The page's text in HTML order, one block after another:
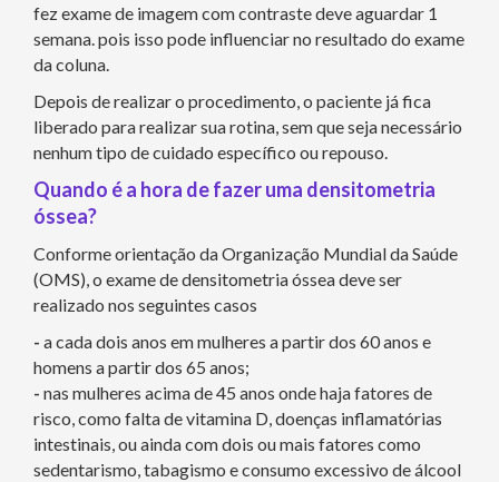
fez exame de imagem com contraste deve aguardar 1
semana. pois isso pode influenciar no resultado do exame
da coluna.
Depois de realizar o procedimento, o paciente já fica
liberado para realizar sua rotina, sem que seja necessário
nenhum tipo de cuidado específico ou repouso.
Quando é a hora de fazer uma densitometria
óssea?
Conforme orientação da Organização Mundial da Saúde
(OMS), o exame de densitometria óssea deve ser
realizado nos seguintes casos
- a cada dois anos em mulheres a partir dos 60 anos e
homens a partir dos 65 anos;
- nas mulheres acima de 45 anos onde haja fatores de
risco, como falta de vitamina D, doenças inflamatórias
intestinais, ou ainda com dois ou mais fatores como
sedentarismo, tabagismo e consumo excessivo de álcool